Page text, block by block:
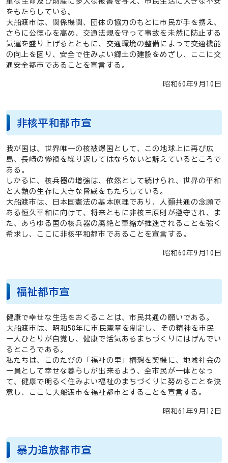
をもたらしている。
大船渡市は、関係機関、団体の協力のもとに市民が手を携え、
さらに公徳心を高め、交通法規を守って事故を未然に防止する
気運を盛り上げるとともに、交通環境の整備によって交通機能
の向上を図り、安全で住みよい郷土の建設をめざし、ここに交
通安全都市であることを宣言する。
昭和60年9月10日
非核平和都市宣
我が国は、世界唯一の核被爆国として、この地球上に再び広
島、長崎の惨禍を繰り返してはならないと訴えているところで
ある。
しかるに、核兵器の増強は、依然として続けられ、世界の平和
と人類の生存に大きな脅威をもたらしている。
大船渡市は、日本国憲法の基本原理であり、人類共通の念願で
ある恒久平和に向けて、将来ともに非核三原則が遵守され、ま
た、あらゆる国の核兵器の廃絶と軍縮が推進されることを強く
希求し、ここに非核平和都市であることを宣言する。
昭和60年9月10日
福祉都市宣
健康で幸せな生活をおくることは、市民共通の願いである。
大船渡市は、昭和58年に市民憲章を制定し、その精神を市民
一人ひとりが自覚し、健康で活気あるまちづくりにはげんでい
るところである。
私たちは、このたびの「福祉の里」構想を契機に、地域社会の
一員として幸せな暮らしが出来るよう、全市民が一体となっ
て、健康で明るく住みよい福祉のまちづくりに努めることを決
意し、ここに大船渡市を福祉都市とすることを宣言する。
昭和61年9月12日
暴力追放都市宣